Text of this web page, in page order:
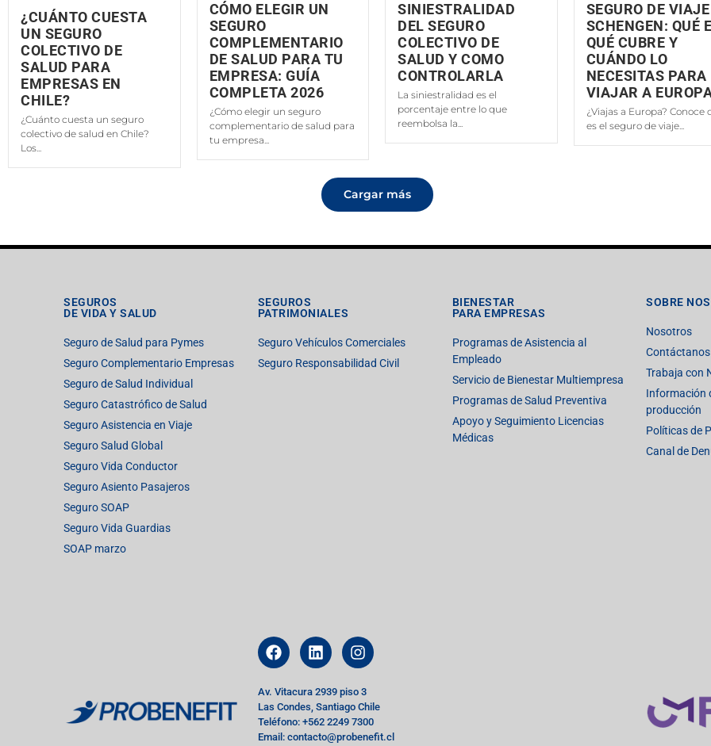
¿CUÁNTO CUESTA
UN SEGURO
COLECTIVO DE
SALUD PARA
EMPRESAS EN
CHILE?
¿Cuánto cuesta un seguro
colectivo de salud en Chile?
Los...
CÓMO ELEGIR UN
SEGURO
COMPLEMENTARIO
DE SALUD PARA TU
EMPRESA: GUÍA
COMPLETA 2026
¿Cómo elegir un seguro
complementario de salud para
tu empresa...
SINIESTRALIDAD
DEL SEGURO
COLECTIVO DE
SALUD Y COMO
CONTROLARLA
La siniestralidad es el
porcentaje entre lo que
reembolsa la...
SEGURO DE VIAJE
SCHENGEN: QUÉ
QUÉ CUBRE Y
CUÁNDO LO
NECESITAS PARA
VIAJAR A
¿Viajas a Europa? Conoce
es el seguro de viaje...
Cargar más
SEGUROS
DE VIDA Y SALUD
Seguro de Salud para Pymes
Seguro Complementario Empresas
Seguro de Salud Individual
Seguro Catastrófico de Salud
Seguro Asistencia en Viaje
Seguro Salud Global
Seguro Vida Conductor
Seguro Asiento Pasajeros
Seguro SOAP
Seguro Vida Guardias
SOAP marzo
SEGUROS
PATRIMONIALES
Seguro Vehículos Comerciales
Seguro Responsabilidad Civil
BIENESTAR
PARA EMPRESAS
Programas de Asistencia al
Empleado
Servicio de Bienestar Multiempresa
Programas de Salud Preventiva
Apoyo y Seguimiento Licencias
Médicas
SOBRE
Nosotros
Contáctanos
Trabaja con
Información
producción
Políticas de
Canal de
Av. Vitacura 2939 piso 3
Las Condes, Santiago Chile
Teléfono: +562 2249 7300
Email: contacto@probenefit.cl